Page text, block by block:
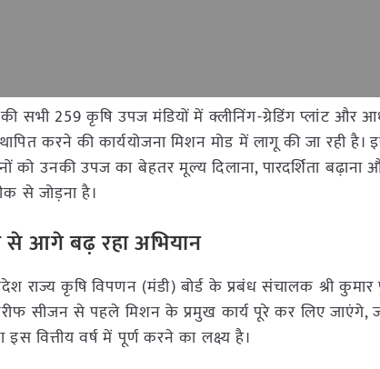
सभी 259 कृषि उपज मंडियों में क्लीनिंग-ग्रेडिंग प्लांट और
करने की कार्ययोजना मिशन मोड में लागू की जा रही है।
को उनकी उपज का बेहतर मूल्य दिलाना, पारदर्शिता बढ़ाना
से जोड़ना है।
से आगे बढ़ रहा अभियान
राज्य कृषि विपणन (मंडी) बोर्ड के प्रबंध संचालक श्री कुमार
सीजन से पहले मिशन के प्रमुख कार्य पूरे कर लिए जाएंगे,
इस वित्तीय वर्ष में पूर्ण करने का लक्ष्य है।